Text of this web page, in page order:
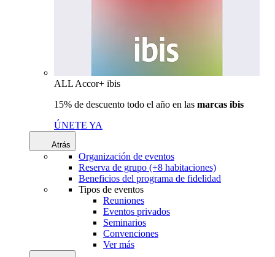
ALL Accor+ ibis
15% de descuento todo el año en las marcas ibis
ÚNETE YA
Atrás
Organización de eventos
Reserva de grupo (+8 habitaciones)
Beneficios del programa de fidelidad
Tipos de eventos
Reuniones
Eventos privados
Seminarios
Convenciones
Ver más